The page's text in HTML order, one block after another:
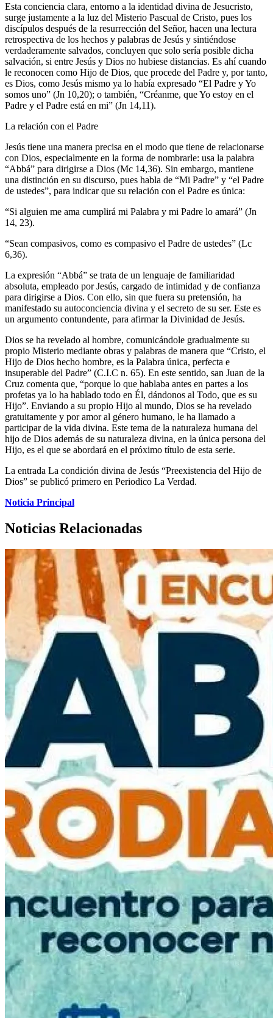
Esta conciencia clara, entorno a la identidad divina de Jesucristo,
surge justamente a la luz del Misterio Pascual de Cristo, pues los
discípulos después de la resurrección del Señor, hacen una lectura
retrospectiva de los hechos y palabras de Jesús y sintiéndose
verdaderamente salvados, concluyen que solo sería posible dicha
salvación, si entre Jesús y Dios no hubiese distancias. Es ahí cuando
le reconocen como Hijo de Dios, que procede del Padre y, por tanto,
es Dios, como Jesús mismo ya lo había expresado “El Padre y Yo
somos uno” (Jn 10,20); o también, “Créanme, que Yo estoy en el
Padre y el Padre está en mi” (Jn 14,11).
La relación con el Padre
Jesús tiene una manera precisa en el modo que tiene de relacionarse
con Dios, especialmente en la forma de nombrarle: usa la palabra
“Abbá” para dirigirse a Dios (Mc 14,36). Sin embargo, mantiene
una distinción en su discurso, pues habla de “Mi Padre” y “el Padre
de ustedes”, para indicar que su relación con el Padre es única:
“Si alguien me ama cumplirá mi Palabra y mi Padre lo amará” (Jn
14, 23).
“Sean compasivos, como es compasivo el Padre de ustedes” (Lc
6,36).
La expresión “Abbá” se trata de un lenguaje de familiaridad
absoluta, empleado por Jesús, cargado de intimidad y de confianza
para dirigirse a Dios. Con ello, sin que fuera su pretensión, ha
manifestado su autoconciencia divina y el secreto de su ser. Este es
un argumento contundente, para afirmar la Divinidad de Jesús.
Dios se ha revelado al hombre, comunicándole gradualmente su
propio Misterio mediante obras y palabras de manera que “Cristo, el
Hijo de Dios hecho hombre, es la Palabra única, perfecta e
insuperable del Padre” (C.I.C n. 65). En este sentido, san Juan de la
Cruz comenta que, “porque lo que hablaba antes en partes a los
profetas ya lo ha hablado todo en Él, dándonos al Todo, que es su
Hijo”. Enviando a su propio Hijo al mundo, Dios se ha revelado
gratuitamente y por amor al género humano, le ha llamado a
participar de la vida divina. Este tema de la naturaleza humana del
hijo de Dios además de su naturaleza divina, en la única persona del
Hijo, es el que se abordará en el próximo título de esta serie.
La entrada La condición divina de Jesús “Preexistencia del Hijo de
Dios” se publicó primero en Periodico La Verdad.
Noticia Principal
Noticias Relacionadas